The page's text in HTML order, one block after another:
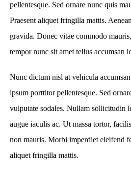
pellentesque. Sed ornare nunc quis
Praesent aliquet fringilla mattis.
gravida. Donec vitae commodo
tempor nunc sit amet tellus accumsan
Nunc dictum nisl at vehicula
ipsum porttitor pellentesque. Sed
vulputate sodales. Nullam sollicitudin
augue iaculis ac. Ut massa tortor,
non mauris. Morbi imperdiet eleifend
aliquet fringilla mattis.